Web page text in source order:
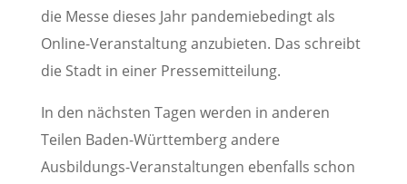
die Messe dieses Jahr pandemiebedingt als
Online-Veranstaltung anzubieten. Das schreibt
die Stadt in einer Pressemitteilung.
In den nächsten Tagen werden in anderen
Teilen Baden-Württemberg andere
Ausbildungs-Veranstaltungen ebenfalls schon